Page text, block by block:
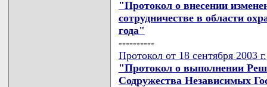
"Протокол о внесении
сотрудничестве в области
года"
----------
Протокол от 18 сентября 2003 г.
"Протокол о выполнении
Содружества Независимых